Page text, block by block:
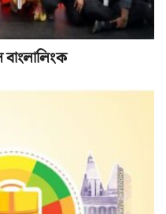
বাংলালিংক